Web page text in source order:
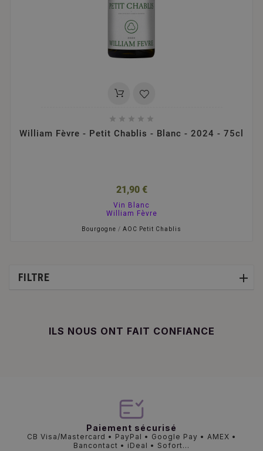
    
William Fèvre - Petit Chablis - Blanc - 2024 - 75cl
21,90 €
Vin Blanc
William Fèvre
Bourgogne / AOC Petit Chablis
FILTRE
ILS NOUS ONT FAIT CONFIANCE
Paiement sécurisé
CB Visa/Mastercard • PayPal • Google Pay • AMEX •
Bancontact • iDeal • Sofort...